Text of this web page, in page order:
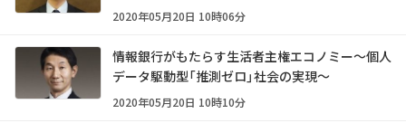
2020年05月20日 10時06分
情報銀行がもたらす生活者主権エコノミー～個人
データ駆動型「推測ゼロ」社会の実現～
2020年05月20日 10時10分